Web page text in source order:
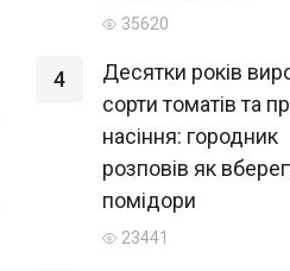
35620
4
Десятки років
сорти томатів та
насіння: городник
розповів як
помідори
23441